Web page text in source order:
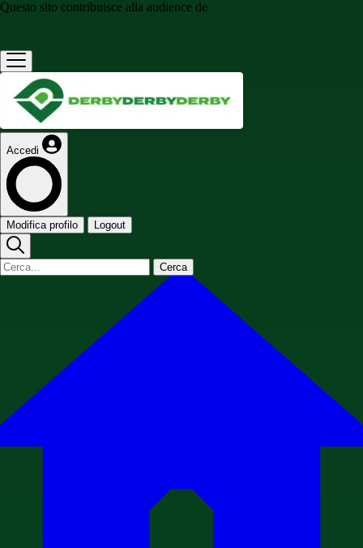
Questo sito contribuisce alla audience de
Accedi
Modifica profilo Logout
Cerca